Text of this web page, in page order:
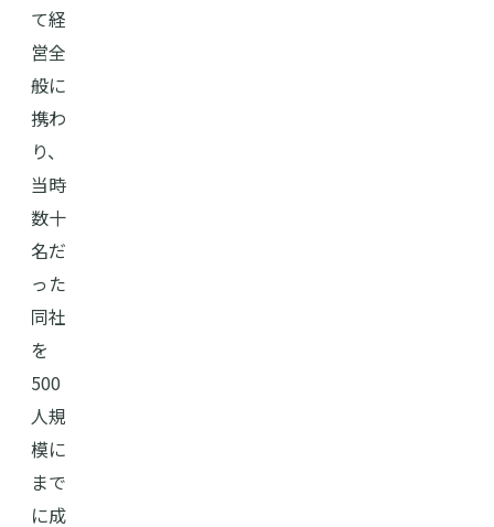
て経
営全
般に
携わ
り、
当時
数⼗
名だ
った
同社
を
500
⼈規
模に
まで
に成